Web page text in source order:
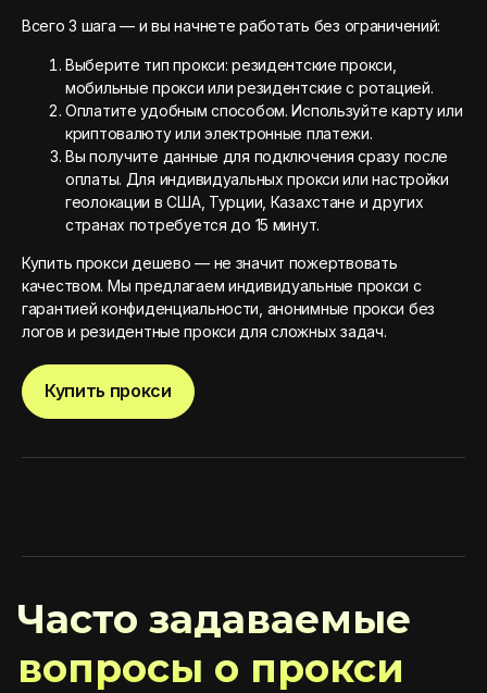
Всего 3 шага — и вы начнете работать без ограничений:
Выберите тип прокси: резидентские прокси,
мобильные прокси или резидентские с ротацией.
Оплатите удобным способом. Используйте карту или
криптовалюту или электронные платежи.
Вы получите данные для подключения сразу после
оплаты. Для индивидуальных прокси или настройки
геолокации в США, Турции, Казахстане и других
странах потребуется до 15 минут.
Купить прокси дешево — не значит пожертвовать
качеством. Мы предлагаем индивидуальные прокси с
гарантией конфиденциальности, анонимные прокси без
логов и резидентные прокси для сложных задач.
Купить прокси
Часто задаваемые
вопросы о прокси